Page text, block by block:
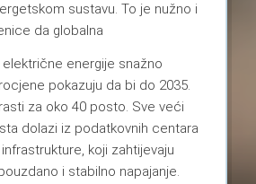
sustavu. To je nužno i
da globalna
energije snažno
pokazuju da bi do 2035.
za oko 40 posto. Sve veći
dolazi iz podatkovnih centara
koji zahtijevaju
i stabilno napajanje.